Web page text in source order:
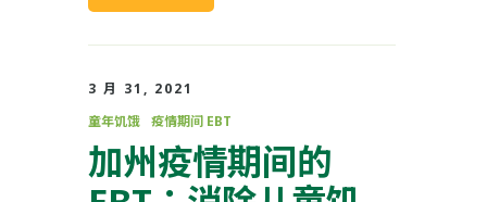
3 月 31, 2021
童年饥饿
疫情期间 EBT
加州疫情期间的